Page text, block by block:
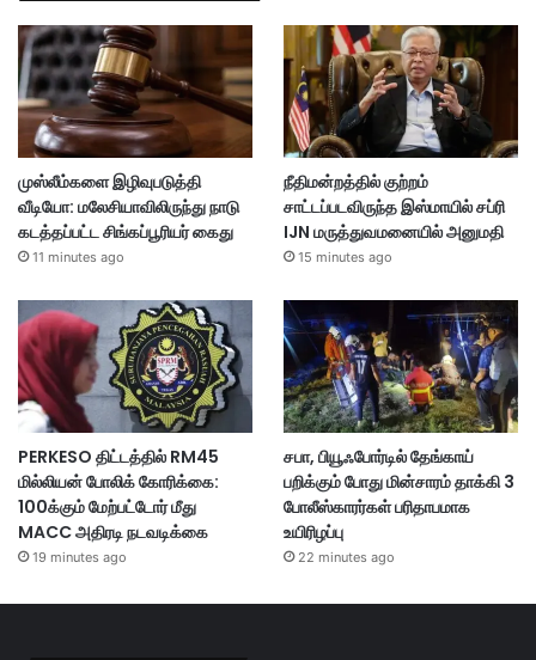
முஸ்லீம்களை இழிவுபடுத்தி
வீடியோ: மலேசியாவிலிருந்து நாடு
கடத்தப்பட்ட சிங்கப்பூரியர் கைது
11 minutes ago
நீதிமன்றத்தில் குற்றம்
சாட்டப்படவிருந்த இஸ்மாயில் சப்ரி
IJN மருத்துவமனையில் அனுமதி
15 minutes ago
PERKESO திட்டத்தில் RM45
மில்லியன் போலிக் கோரிக்கை:
100க்கும் மேற்பட்டோர் மீது
MACC அதிரடி நடவடிக்கை
19 minutes ago
சபா, பியூஃபோர்டில் தேங்காய்
பறிக்கும் போது மின்சாரம் தாக்கி 3
போலீஸ்காரர்கள் பரிதாபமாக
உயிரிழப்பு
22 minutes ago